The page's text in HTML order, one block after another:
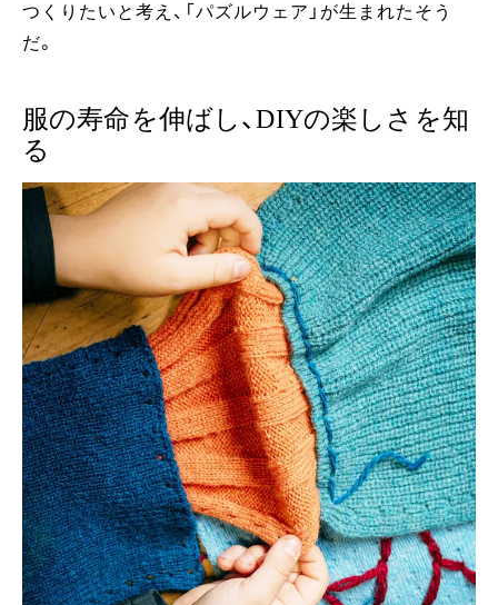
つくりたいと考え、「パズルウェア」が生まれたそう
だ。
服の寿命を伸ばし、DIYの楽しさを知
る